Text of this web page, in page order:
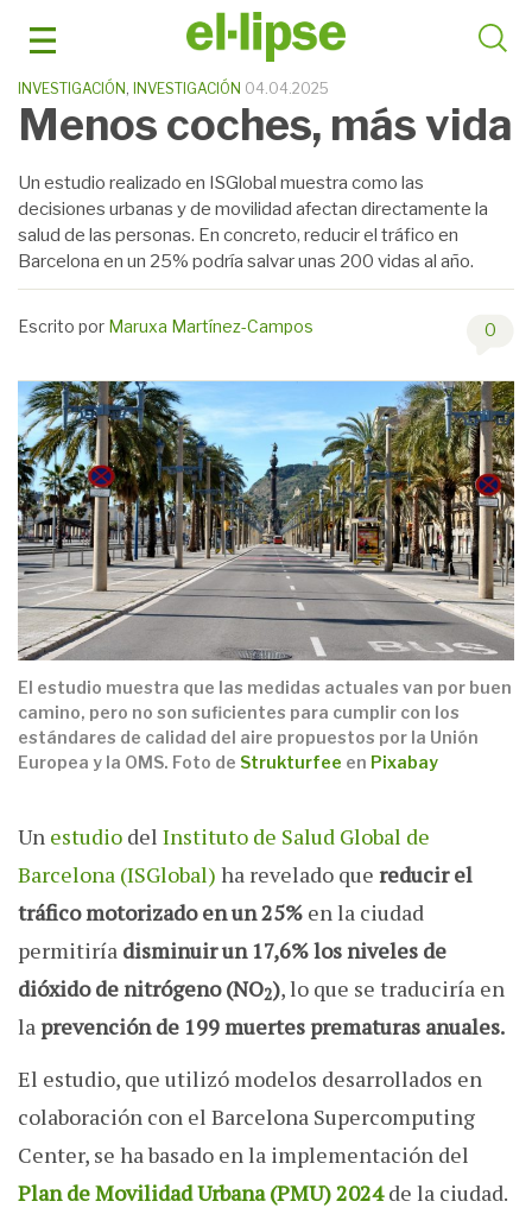
INVESTIGACIÓN , INVESTIGACIÓN 04.04.2025
Menos coches, más vida
Un estudio realizado en ISGlobal muestra como las
decisiones urbanas y de movilidad afectan directamente la
salud de las personas. En concreto, reducir el tráfico en
Barcelona en un 25% podría salvar unas 200 vidas al año.
Escrito por Maruxa Martínez-Campos 0
El estudio muestra que las medidas actuales van por buen
camino, pero no son suficientes para cumplir con los
estándares de calidad del aire propuestos por la Unión
Europea y la OMS. Foto de Strukturfee en Pixabay
Un estudio del Instituto de Salud Global de
Barcelona (ISGlobal) ha revelado que reducir el
tráfico motorizado en un 25% en la ciudad
permitiría disminuir un 17,6% los niveles de
dióxido de nitrógeno (NO2), lo que se traduciría en
laprevención de 199 muertes prematuras anuales.
El estudio, que utilizó modelos desarrollados en
colaboración con el Barcelona Supercomputing
Center, se ha basado en la implementación del
Plan de Movilidad Urbana (PMU) 2024 de la ciudad.